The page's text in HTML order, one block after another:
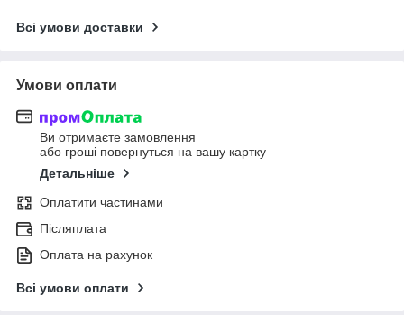
Всі умови доставки
Умови оплати
Ви отримаєте замовлення
або гроші повернуться на вашу картку
Детальніше
Оплатити частинами
Післяплата
Оплата на рахунок
Всі умови оплати